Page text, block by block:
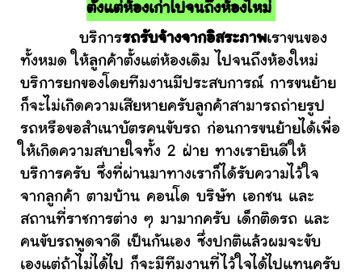
ตั้งแต่ห้องเก่าไปจนถึงห้องใหม่
บริการรถรับจ้างจากอิสระภาพเราขนของ
ทั้งหมด ให้ลูกค้าตั้งแต่ห้องเดิม ไปจนถึงห้องใหม่
บริการยกของโดยทีมงานมีประสบการณ์ การขนย้าย
ก็จะไม่เกิดความเสียหายครับลูกค้าสามารถถ่ายรูป
รถหรือขอสำเนาบัตรคนขับรถ ก่อนการขนย้ายได้เพื่อ
ให้เกิดความสบายใจทั้ง 2 ฝ่าย ทางเรายินดีให้
บริการครับ ซึ่งที่ผ่านมาทางเราก็ได้รับความไว้ใจ
จากลูกค้า ตามบ้าน คอนโด บริษัท เอกชน และ
สถานที่ราชการต่าง ๆ มามากครับ เด็กติดรถ และ
คนขับรถพูดจาดี เป็นกันเอง ซึ่งปกติแล้วผมจะขับ
เองแต่ถ้าไม่ได้ไป ก็จะมีทีมงานที่ไว้ใจได้ไปแทนครับ